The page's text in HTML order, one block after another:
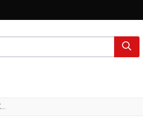
Frequency ConverterFC-102P37KT4E20H1XNXXXXSXXXXAXBXCXXXXDXVLT® HVAC Drive FC-102(P37K) 37 KW / 50 HP, Three phase380 - 480 VAC, (E20) IP20 / Chassis(H1) RFI Class A1/B (C1)No brake chopperNumerical Loc. Cont. PanelNot coated PCB, No Mains OptionLatest release std. SW.Frame: B4No C1 option, No D opti